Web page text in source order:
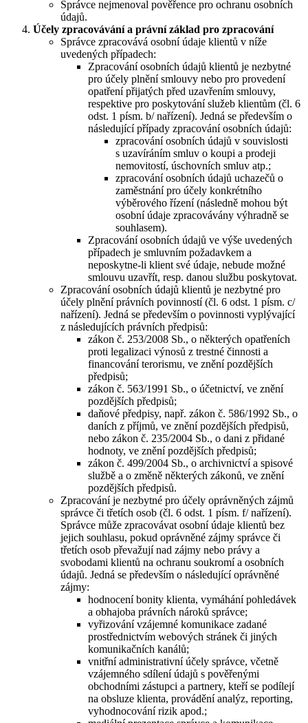
Správce nejmenoval pověřence pro ochranu osobních
údajů.
Účely zpracovávání a právní základ pro zpracování
Správce zpracovává osobní údaje klientů v níže
uvedených případech:
Zpracování osobních údajů klientů je nezbytné
pro účely plnění smlouvy nebo pro provedení
opatření přijatých před uzavřením smlouvy,
respektive pro poskytování služeb klientům (čl. 6
odst. 1 písm. b/ nařízení). Jedná se především o
následující případy zpracování osobních údajů:
zpracování osobních údajů v souvislosti
s uzavíráním smluv o koupi a prodeji
nemovitostí, úschovních smluv atp.;
zpracování osobních údajů uchazečů o
zaměstnání pro účely konkrétního
výběrového řízení (následně mohou být
osobní údaje zpracovávány výhradně se
souhlasem).
Zpracování osobních údajů ve výše uvedených
případech je smluvním požadavkem a
neposkytne-li klient své údaje, nebude možné
smlouvu uzavřít, resp. danou službu poskytovat.
Zpracování osobních údajů klientů je nezbytné pro
účely plnění právních povinností (čl. 6 odst. 1 písm. c/
nařízení). Jedná se především o povinnosti vyplývající
z následujících právních předpisů:
zákon č. 253/2008 Sb., o některých opatřeních
proti legalizaci výnosů z trestné činnosti a
financování terorismu, ve znění pozdějších
předpisů;
zákon č. 563/1991 Sb., o účetnictví, ve znění
pozdějších předpisů;
daňové předpisy, např. zákon č. 586/1992 Sb., o
daních z příjmů, ve znění pozdějších předpisů,
nebo zákon č. 235/2004 Sb., o dani z přidané
hodnoty, ve znění pozdějších předpisů;
zákon č. 499/2004 Sb., o archivnictví a spisové
službě a o změně některých zákonů, ve znění
pozdějších předpisů.
Zpracování je nezbytné pro účely oprávněných zájmů
správce či třetích osob (čl. 6 odst. 1 písm. f/ nařízení).
Správce může zpracovávat osobní údaje klientů bez
jejich souhlasu, pokud oprávněné zájmy správce či
třetích osob převažují nad zájmy nebo právy a
svobodami klientů na ochranu soukromí a osobních
údajů. Jedná se především o následující oprávněné
zájmy:
hodnocení bonity klienta, vymáhání pohledávek
a obhajoba právních nároků správce;
vyřizování vzájemné komunikace zadané
prostřednictvím webových stránek či jiných
komunikačních kanálů;
vnitřní administrativní účely správce, včetně
vzájemného sdílení údajů s pověřenými
obchodními zástupci a partnery, kteří se podílejí
na obsluze klienta, provádění analýz, reporting,
vyhodnocování rizik apod.;